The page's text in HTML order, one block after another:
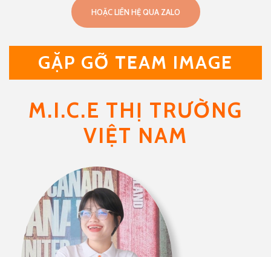
HOẶC LIÊN HỆ QUA ZALO
GẶP GỠ TEAM IMAGE
M.I.C.E THỊ TRƯỜNG
VIỆT NAM